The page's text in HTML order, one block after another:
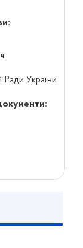
Ради України